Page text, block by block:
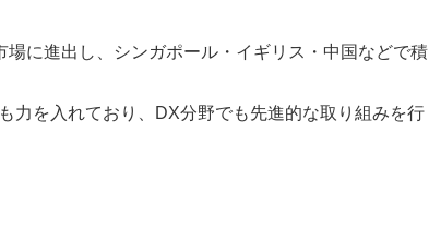
に進出し、シンガポール・イギリス・中国などで積
力を入れており、DX分野でも先進的な取り組みを行